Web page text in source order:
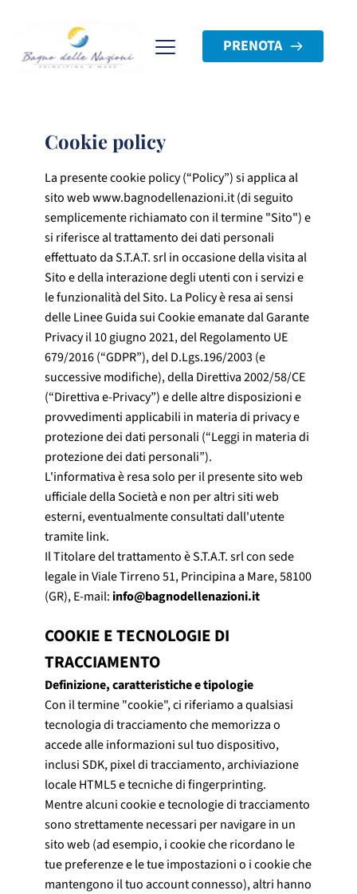
PRENOTA
Cookie policy
La presente cookie policy (“Policy”) si applica al
sito webwww.bagnodellenazioni.it(di seguito
semplicemente richiamato con il termine "Sito") e
si riferisce al trattamento dei dati personali
effettuato da S.T.A.T. srl in occasione della visita al
Sito e della interazione degli utenti con i servizi e
le funzionalità del Sito. La Policy è resa ai sensi
delle Linee Guida sui Cookie emanate dal Garante
Privacy il 10 giugno 2021, del Regolamento UE
679/2016 (“GDPR”), del D.Lgs.196/2003 (e
successive modifiche), della Direttiva 2002/58/CE
(“Direttiva e-Privacy”) e delle altre disposizioni e
provvedimenti applicabili in materia di privacy e
protezione dei dati personali (“Leggi in materia di
protezione dei dati personali”).
L'informativa è resa solo per il presente sito web
ufficiale della Società e non per altri siti web
esterni, eventualmente consultati dall'utente
tramite link.
Il Titolare del trattamento è S.T.A.T. srl con sede
legale in Viale Tirreno 51, Principina a Mare, 58100
(GR), E-mail: info@bagnodellenazioni.it
COOKIE E TECNOLOGIE DI
TRACCIAMENTO
Definizione, caratteristiche e tipologie
Con il termine "cookie", ci riferiamo a qualsiasi
tecnologia di tracciamento che memorizza o
accede alle informazioni sul tuo dispositivo,
inclusi SDK, pixel di tracciamento, archiviazione
locale HTML5 e tecniche di fingerprinting.
Mentre alcuni cookie e tecnologie di tracciamento
sono strettamente necessari per navigare in un
sito web (ad esempio, i cookie che ricordano le
tue preferenze e le tue impostazioni o i cookie che
mantengono il tuo account connesso), altri hanno